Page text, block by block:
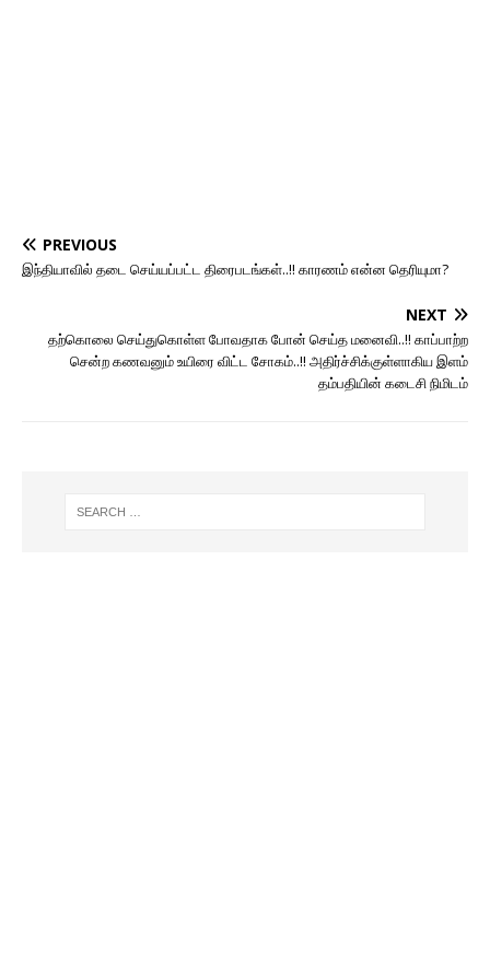
PREVIOUS
இந்தியாவில் தடை செய்யப்பட்ட திரைபடங்கள்..!! காரணம் என்ன தெரியுமா?
NEXT
தற்கொலை செய்துகொள்ள போவதாக போன் செய்த மனைவி..!! காப்பாற்ற
சென்ற கணவனும் உயிரை விட்ட சோகம்..!! அதிர்ச்சிக்குள்ளாகிய இளம்
தம்பதியின் கடைசி நிமிடம்